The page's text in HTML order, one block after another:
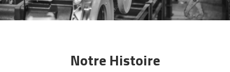
Notre Histoire